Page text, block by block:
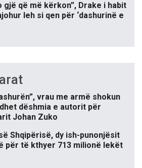
gjë që më kërkon”, Drake i habit
leh si qen për ‘dashurinë e
vrau me armë shokun
dëshmia e autorit për
Johan Zuko
Shqipërisë, dy ish-punonjësit
për të kthyer 713 milionë lekët